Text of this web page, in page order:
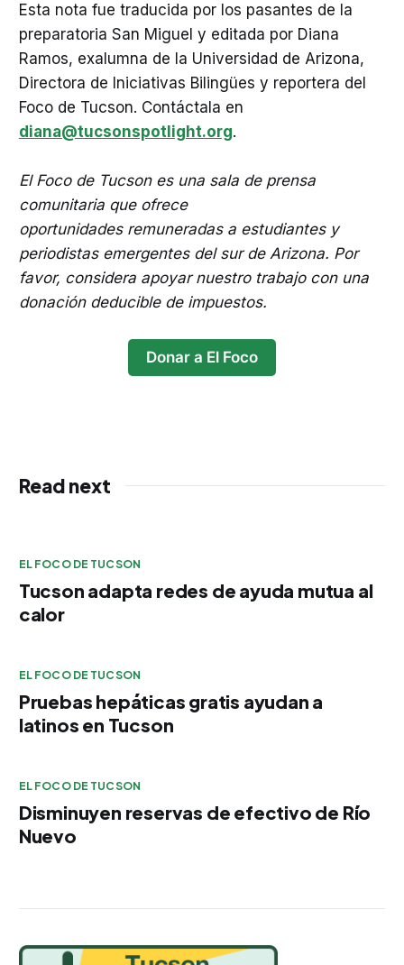
Esta nota fue traducida por los pasantes de la
preparatoria San Miguel y editada por Diana
Ramos, exalumna de la Universidad de Arizona,
Directora de Iniciativas Bilingües y reportera del
Foco de Tucson. Contáctala en
diana@tucsonspotlight.org.
El Foco de Tucson es una sala de prensa
comunitaria que ofrece
oportunidades remuneradas a estudiantes y
periodistas emergentes del sur de Arizona. Por
favor, considera apoyar nuestro trabajo con una
donación deducible de impuestos.
Donar a El Foco
Read next
EL FOCO DE TUCSON
Tucson adapta redes de ayuda mutua al
calor
EL FOCO DE TUCSON
Pruebas hepáticas gratis ayudan a
latinos en Tucson
EL FOCO DE TUCSON
Disminuyen reservas de efectivo de Río
Nuevo